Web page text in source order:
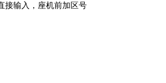
接输入，座机前加区号